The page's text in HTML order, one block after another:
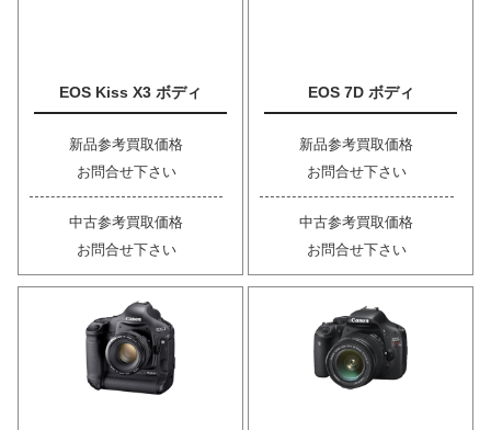
EOS Kiss X3 ボディ
新品参考買取価格
お問合せ下さい
中古参考買取価格
お問合せ下さい
EOS 7D ボディ
新品参考買取価格
お問合せ下さい
中古参考買取価格
お問合せ下さい